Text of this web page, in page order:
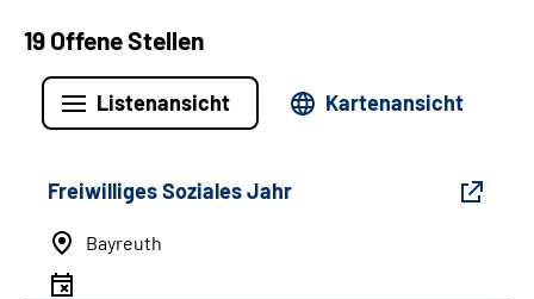
19 Offene Stellen
Listenansicht Kartenansicht
Freiwilliges Soziales Jahr
Bayreuth